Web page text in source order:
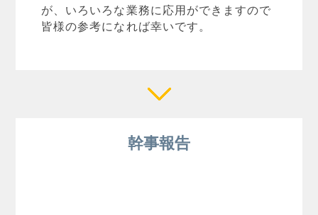
が、いろいろな業務に応用ができますので
皆様の参考になれば幸いです。
幹事報告